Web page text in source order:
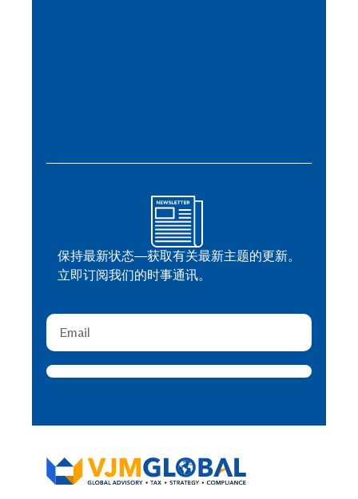
保持最新状态—获取有关最新主题的更新。
立即订阅我们的时事通讯。